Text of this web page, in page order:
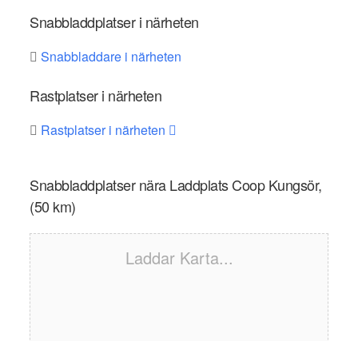
Snabbladdplatser i närheten
Snabbladdare i närheten
Rastplatser i närheten
Rastplatser i närheten
Snabbladdplatser nära Laddplats Coop Kungsör,
(50 km)
Laddar Karta...